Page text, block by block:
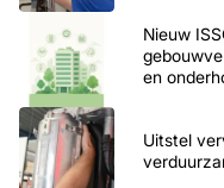
Nieuw
en
Uitstel